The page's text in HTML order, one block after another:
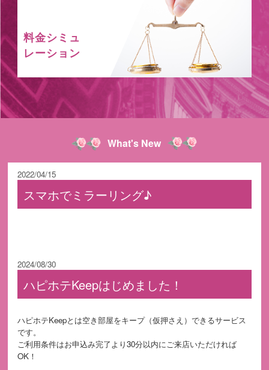
料金シミュ
レーション
What's New
2022/04/15
スマホでミラーリング♪
2024/08/30
ハピホテKeepはじめました！
ハピホテKeepとは空き部屋をキープ（仮押さえ）できるサービス
です。
ご利用条件はお申込み完了より30分以内にご来店いただければ
OK！